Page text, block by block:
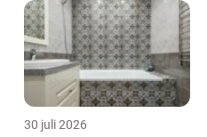
30 juli 2026